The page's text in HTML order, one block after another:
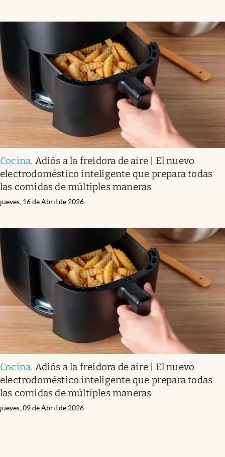
Cocina. Adiós a la freidora de aire | El nuevo
electrodoméstico inteligente que prepara todas
las comidas de múltiples maneras
jueves, 16 de Abril de 2026
Cocina. Adiós a la freidora de aire | El nuevo
electrodoméstico inteligente que prepara todas
las comidas de múltiples maneras
jueves, 09 de Abril de 2026